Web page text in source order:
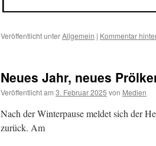
Veröffentlicht unterAllgemein | Kommentar
Neues Jahr, neues
Veröffentlicht am 3. Februar 2025 von Medien
Nach der Winterpause meldet sich der
zurück. Am